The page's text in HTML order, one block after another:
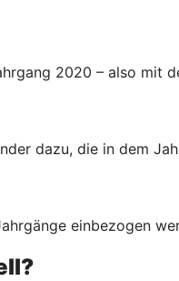
2020 – also mit
dazu, die in dem
einbezogen